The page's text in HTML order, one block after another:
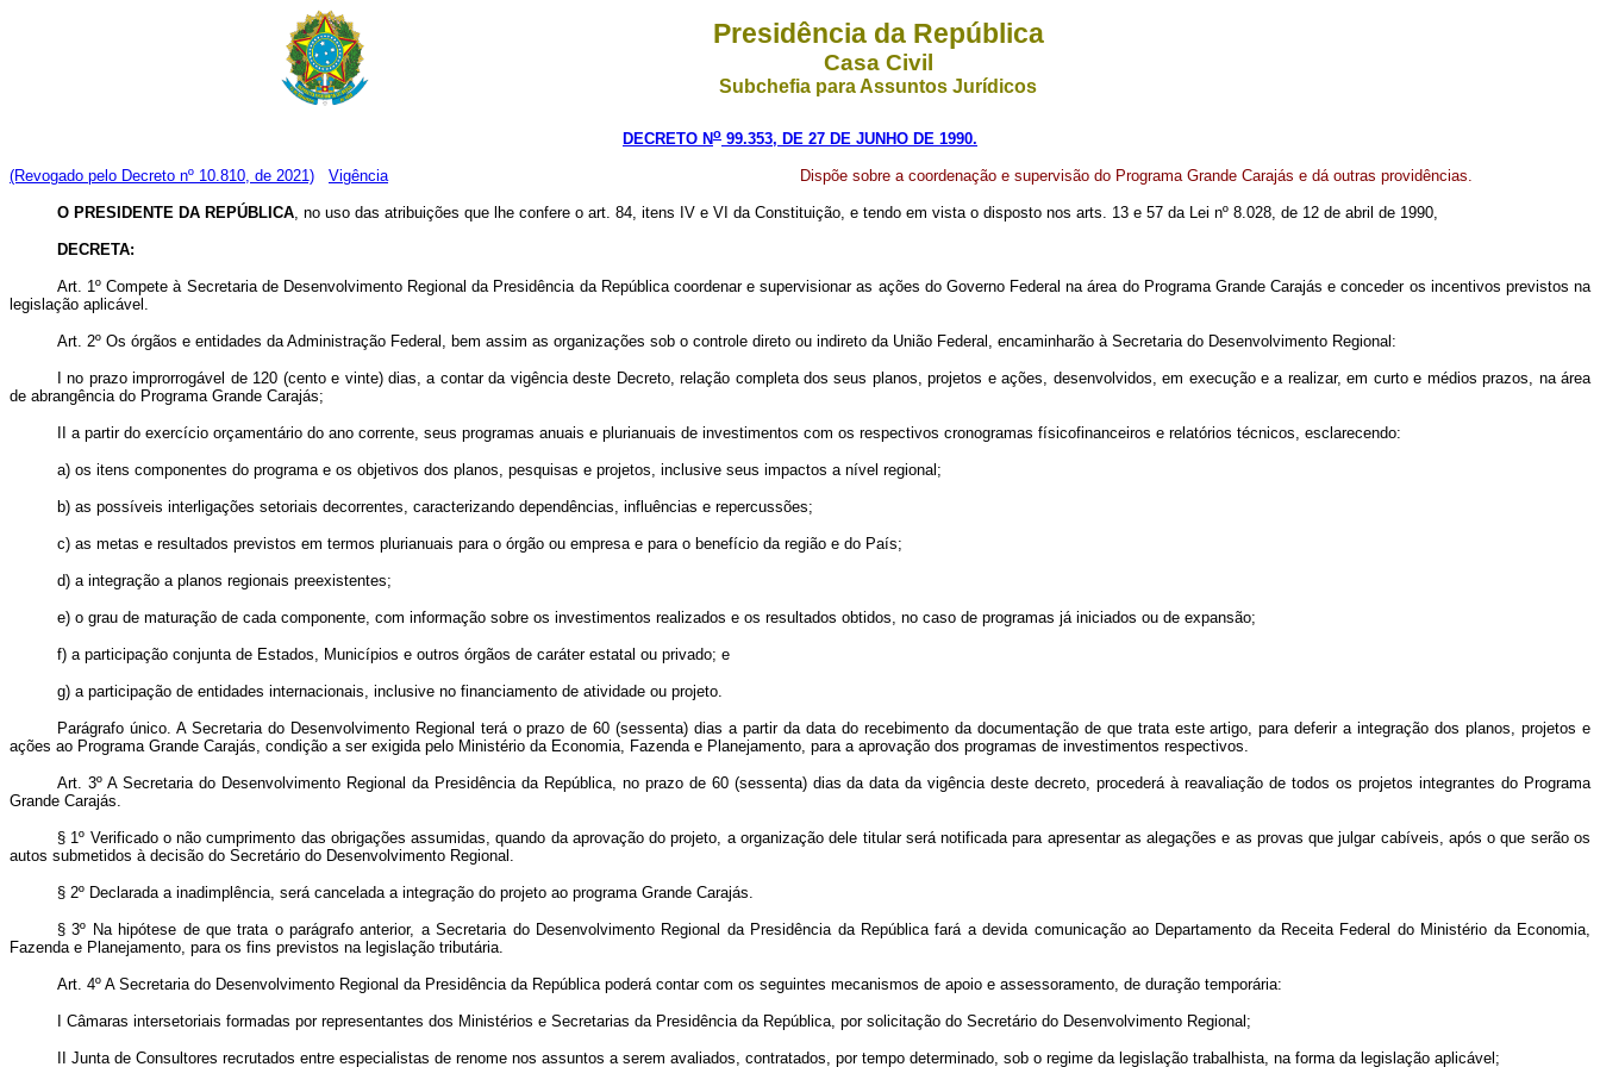
Presidência da República
Casa Civil
Subchefia para Assuntos Jurídicos
DECRETO No 99.353, DE 27 DE JUNHO DE 1990.
(Revogado pelo Decreto nº 10.810, de 2021) Vigência Dispõe sobre a coordenação e supervisão do Programa Grande Carajás e dá outras providências.
O PRESIDENTE DA REPÚBLICA, no uso das atribuições que lhe confere o art. 84, itens IV e VI da Constituição, e tendo em vista o disposto nos arts. 13 e 57 da Lei nº 8.028, de 12 de abril de 1990,
DECRETA:
Art. 1º Compete à Secretaria de Desenvolvimento Regional da Presidência da República coordenar e supervisionar as ações do Governo Federal na área do Programa Grande Carajás e conceder os incentivos previstos na
legislação aplicável.
Art. 2º Os órgãos e entidades da Administração Federal, bem assim as organizações sob o controle direto ou indireto da União Federal, encaminharão à Secretaria do Desenvolvimento Regional:
I no prazo improrrogável de 120 (cento e vinte) dias, a contar da vigência deste Decreto, relação completa dos seus planos, projetos e ações, desenvolvidos, em execução e a realizar, em curto e médios prazos, na área
de abrangência do Programa Grande Carajás;
II a partir do exercício orçamentário do ano corrente, seus programas anuais e plurianuais de investimentos com os respectivos cronogramas físico­financeiros e relatórios técnicos, esclarecendo:
a) os itens componentes do programa e os objetivos dos planos, pesquisas e projetos, inclusive seus impactos a nível regional;
b) as possíveis interligações setoriais decorrentes, caracterizando dependências, influências e repercussões;
c) as metas e resultados previstos em termos plurianuais para o órgão ou empresa e para o benefício da região e do País;
d) a integração a planos regionais preexistentes;
e) o grau de maturação de cada componente, com informação sobre os investimentos realizados e os resultados obtidos, no caso de programas já iniciados ou de expansão;
f) a participação conjunta de Estados, Municípios e outros órgãos de caráter estatal ou privado; e
g) a participação de entidades internacionais, inclusive no financiamento de atividade ou projeto.
Parágrafo único. A Secretaria do Desenvolvimento Regional terá o prazo de 60 (sessenta) dias a partir da data do recebimento da documentação de que trata este artigo, para deferir a integração dos planos, projetos e
ações ao Programa Grande Carajás, condição a ser exigida pelo Ministério da Economia, Fazenda e Planejamento, para a aprovação dos programas de investimentos respectivos.
Art. 3º A Secretaria do Desenvolvimento Regional da Presidência da República, no prazo de 60 (sessenta) dias da data da vigência deste decreto, procederá à reavaliação de todos os projetos integrantes do Programa
Grande Carajás.
§ 1º Verificado o não cumprimento das obrigações assumidas, quando da aprovação do projeto, a organização dele titular será notificada para apresentar as alegações e as provas que julgar cabíveis, após o que serão os
autos submetidos à decisão do Secretário do Desenvolvimento Regional.
§ 2º Declarada a inadimplência, será cancelada a integração do projeto ao programa Grande Carajás.
§ 3º Na hipótese de que trata o parágrafo anterior, a Secretaria do Desenvolvimento Regional da Presidência da República fará a devida comunicação ao Departamento da Receita Federal do Ministério da Economia,
Fazenda e Planejamento, para os fins previstos na legislação tributária.
Art. 4º A Secretaria do Desenvolvimento Regional da Presidência da República poderá contar com os seguintes mecanismos de apoio e assessoramento, de duração temporária:
I Câmaras intersetoriais formadas por representantes dos Ministérios e Secretarias da Presidência da República, por solicitação do Secretário do Desenvolvimento Regional;
II Junta de Consultores recrutados entre especialistas de renome nos assuntos a serem avaliados, contratados, por tempo determinado, sob o regime da legislação trabalhista, na forma da legislação aplicável;